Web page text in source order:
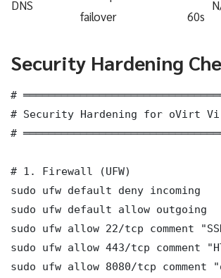
DNS
failover
60s
Security Hardening
#
# Security Hardening for oVirt
#
# 1. Firewall (UFW)
sudo ufw default deny incoming
sudo ufw default allow outgoing
sudo ufw allow 22/tcp comment
sudo ufw allow 443/tcp comment
sudo ufw allow 8080/tcp